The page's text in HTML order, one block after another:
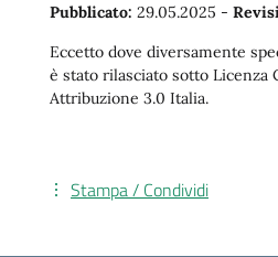
Pubblicato: 29.05.2025 -
Eccetto dove diversamente
è stato rilasciato sotto Licenza
Attribuzione 3.0 Italia.
Stampa / Condividi